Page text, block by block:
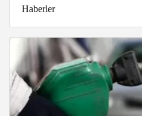
Haberler